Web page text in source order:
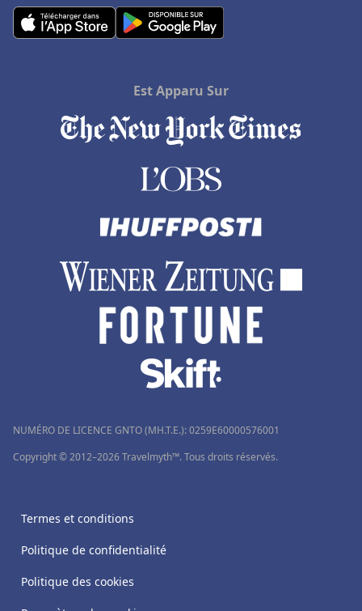
Est Apparu Sur
NUMÉRO DE LICENCE GNTO (MH.T.E.): 0259Ε60000576001
Copyright © 2012–2026 Travelmyth™. Tous droits réservés.
Termes et conditions
Politique de confidentialité
Politique des cookies